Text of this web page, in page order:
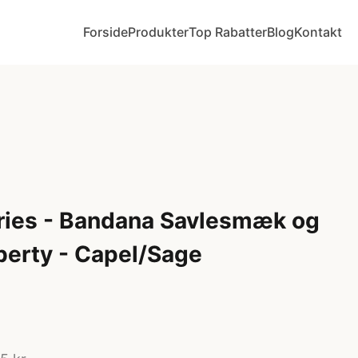
ForsideProdukterTop RabatterBlogKontakt
- Bandana Savlesmæk og
- Capel/Sage